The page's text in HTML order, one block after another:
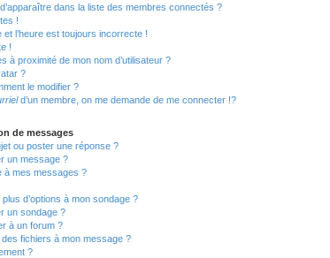
dans la liste des membres connectés ?
!
l’heure est toujours incorrecte !
!
à proximité de mon nom d’utilisateur ?
?
le modifier ?
d’un membre, on me demande de me connecter !?
de messages
ou poster une réponse ?
un message ?
à mes messages ?
d’options à mon sondage ?
un sondage ?
à un forum ?
fichiers à mon message ?
?